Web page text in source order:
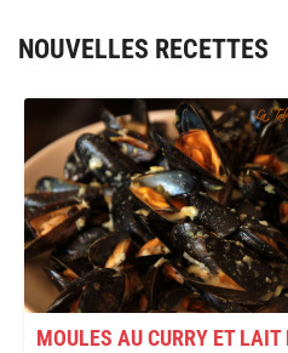
NOUVELLES RECETTES
MOULES AU CURRY ET LAIT